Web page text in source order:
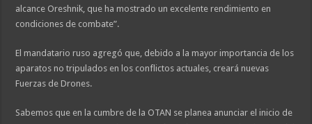
alcance Oreshnik, que ha mostrado un excelente rendimiento en
condiciones de combate”.
El mandatario ruso agregó que, debido a la mayor importancia de los
aparatos no tripulados en los conflictos actuales, creará nuevas
Fuerzas de Drones.
Sabemos que en la cumbre de la OTAN se planea anunciar el inicio de